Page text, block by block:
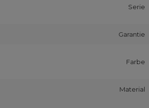
Serie
Garantie
Farbe
Material